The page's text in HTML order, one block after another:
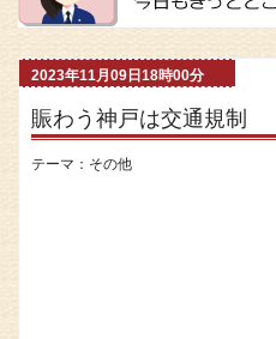
2023年11月09日18時00分
賑わう神戸は交通規制
テーマ： その他